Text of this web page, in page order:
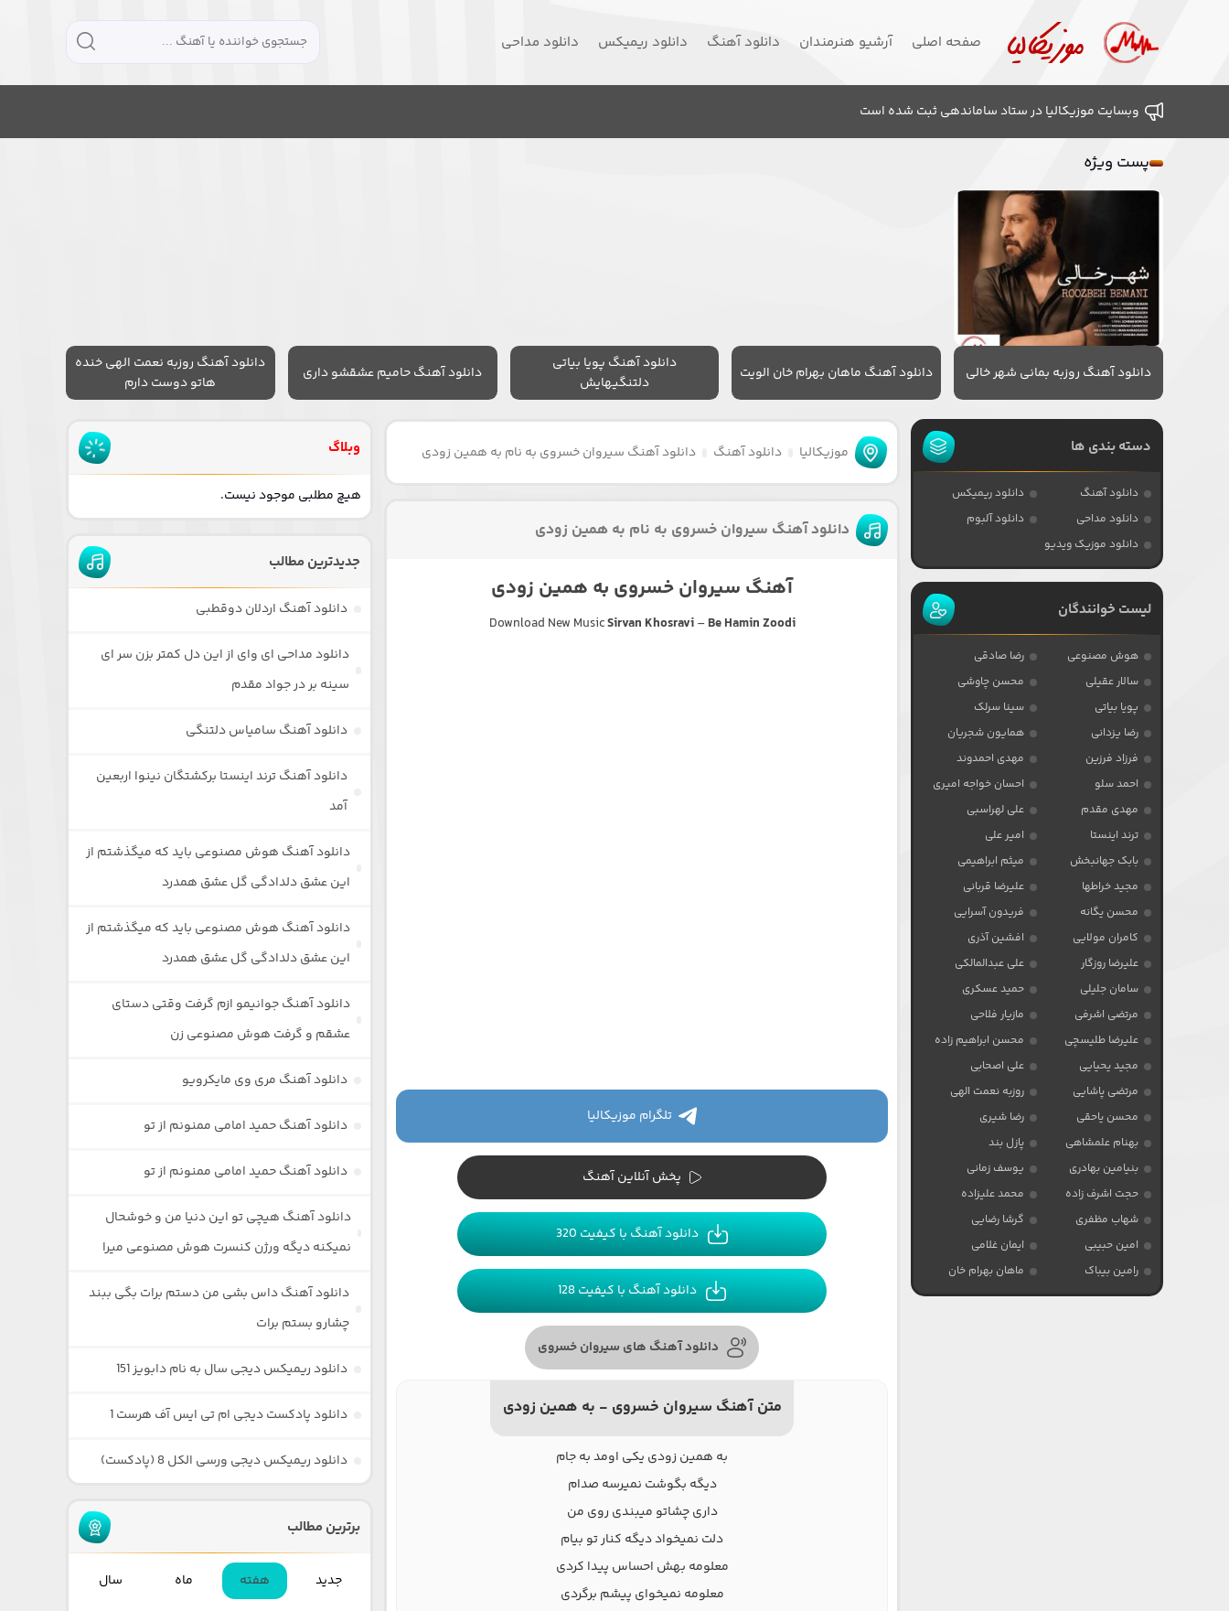
صفحه اصلی آرشیو هنرمندان دانلود آهنگ دانلود ریمیکس دانلود مداحی
وبسایت موزیکالیا در ستاد ساماندهی ثبت شده است
پست ویژه
دانلود آهنگ روزبه بمانی شهر خالی دانلود آهنگ ماهان بهرام خان الویت
دانلود آهنگ پویا بیاتی
دلتنگیهایش
دانلود آهنگ حامیم عشقشو داری
دانلود آهنگ روزبه نعمت الهی خنده
هاتو دوست دارم
موزیکالیا دانلود آهنگ دانلود آهنگ سیروان خسروی به نام به همین زودی
دانلود آهنگ سیروان خسروی به نام به همین زودی
آهنگ سیروان خسروی به همین زودی
Download New MusicSirvan Khosravi– Be Hamin Zoodi
تلگرام موزیکالیا
پخش آنلاین آهنگ
دانلود آهنگ با کیفیت 320
دانلود آهنگ با کیفیت 128
دانلود آهنگ های سیروان خسروی
متن آهنگ سیروان خسروی - به همین زودی
به همین زودی یکی اومد به جام
دیگه بگوشت نمیرسه صدام
داری چشاتو میبندی روی من
دلت نمیخواد دیگه کنار تو بیام
معلومه بهش احساس پیدا کردی
معلومه نمیخوای پیشم برگردی
دسته بندی ها
دانلود آهنگ
دانلود ریمیکس
دانلود مداحی
دانلود آلبوم
دانلود موزیک ویدیو
لیست خوانندگان
هوش مصنوعی
رضا صادقی
سالار عقیلی
محسن چاوشی
پویا بیاتی
سینا سرلک
رضا یزدانی
همایون شجریان
فرزاد فرزین
مهدی احمدوند
احمد سلو
احسان خواجه امیری
مهدی مقدم
علی لهراسبی
ترند اینستا
امیر علی
بابک جهانبخش
میثم ابراهیمی
مجید خراطها
علیرضا قربانی
محسن یگانه
فریدون آسرایی
کامران مولایی
افشین آذری
علیرضا روزگار
علی عبدالمالکی
سامان جلیلی
حمید عسکری
مرتضی اشرفی
مازیار فلاحی
علیرضا طلیسچی
محسن ابراهیم زاده
مجید یحیایی
علی اصحابی
مرتضی پاشایی
روزبه نعمت الهی
محسن یاحقی
رضا شیری
بهنام علمشاهی
پازل بند
بنیامین بهادری
یوسف زمانی
حجت اشرف زاده
محمد علیزاده
شهاب مظفری
گرشا رضایی
امین حبیبی
ایمان غلامی
رامین بیباک
ماهان بهرام خان
وبلاگ
هیچ مطلبی موجود نیست.
جدیدترین مطالب
دانلود آهنگ اردلان دوقطبی
دانلود مداحی ای وای از این دل کمتر بزن سر ای
سینه بر در جواد مقدم
دانلود آهنگ سامیاس دلتنگی
دانلود آهنگ ترند اینستا برکشتگان نینوا اربعین
آمد
دانلود آهنگ هوش مصنوعی باید که میگذشتم از
این عشق دلدادگی گل عشق همدرد
دانلود آهنگ هوش مصنوعی باید که میگذشتم از
این عشق دلدادگی گل عشق همدرد
دانلود آهنگ جوانیمو ازم گرفت وقتی دستای
عشقم و گرفت هوش مصنوعی زن
دانلود آهنگ مری وی مایکرویو
دانلود آهنگ حمید امامی ممنونم از تو
دانلود آهنگ حمید امامی ممنونم از تو
دانلود آهنگ هیچی تو این دنیا من و خوشحال
نمیکنه دیگه ورژن کنسرت هوش مصنوعی میرا
دانلود آهنگ داس بشی من دستم برات بگی ببند
چشارو بستم برات
دانلود ریمیکس دیجی سال به نام دابویز 151
دانلود پادکست دیجی ام تی ایس آف هرست 1
دانلود ریمیکس دیجی ورسی الکل 8 (پادکست)
برترین مطالب
جدید هفته ماه سال